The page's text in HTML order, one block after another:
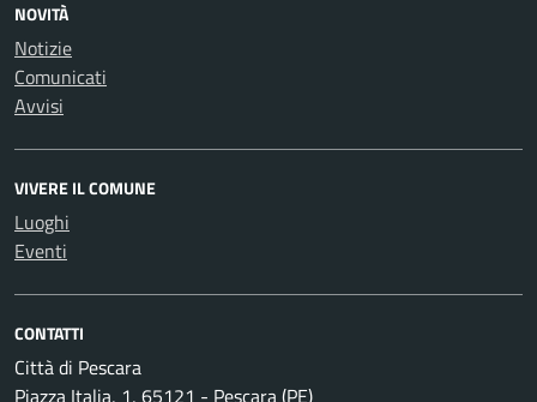
NOVITÀ
Notizie
Comunicati
Avvisi
VIVERE IL COMUNE
Luoghi
Eventi
CONTATTI
Città di Pescara
Piazza Italia, 1, 65121 - Pescara (PE)